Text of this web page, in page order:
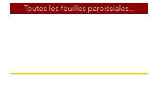
Toutes les feuilles paroissiales...